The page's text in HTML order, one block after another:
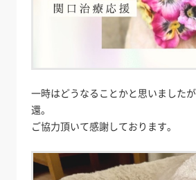
一時はどうなることかと思いました
還。
ご協力頂いて感謝しております。